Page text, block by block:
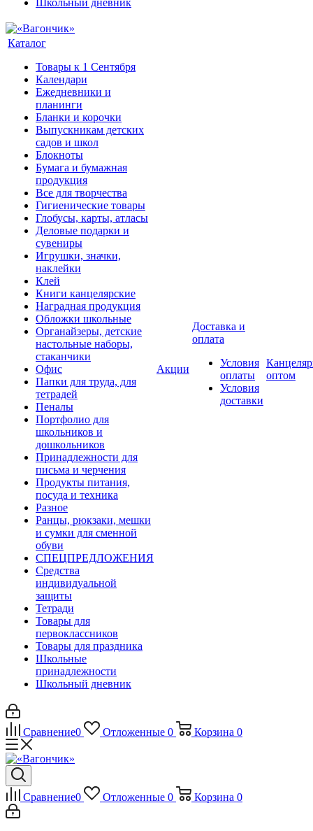
Каталог
Товары к 1 Сентября
Календари
Ежедневники и
планинги
Бланки и корочки
Выпускникам детских
садов и школ
Блокноты
Бумага и бумажная
продукция
Все для творчества
Гигиенические товары
Глобусы, карты, атласы
Деловые подарки и
сувениры
Игрушки, значки,
наклейки
Клей
Книги канцелярские
Наградная продукция
Обложки школьные
Органайзеры, детские
настольные наборы,
стаканчики
Офис
Папки для труда, для
тетрадей
Пеналы
Портфолио для
школьников и
дошкольников
Принадлежности для
письма и черчения
Продукты питания,
посуда и техника
Разное
Ранцы, рюкзаки, мешки
и сумки для сменной
обуви
СПЕЦПРЕДЛОЖЕНИЯ
Средства
индивидуальной
защиты
Тетради
Товары для
первоклассников
Товары для праздника
Школьные
принадлежности
Школьный дневник
Акции
Доставка и
оплата
Условия
оплаты
Условия
доставки
оптом
Сравнение0 Отложенные 0 Корзина 0
Сравнение0 Отложенные 0 Корзина 0